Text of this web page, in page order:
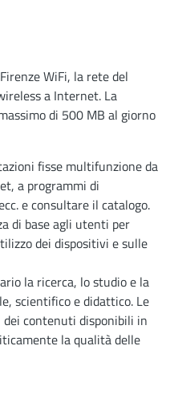
WiFi, la rete del
a Internet. La
di 500 MB al giorno
fisse multifunzione da
a programmi di
e consultare il catalogo.
di base agli utenti per
dei dispositivi e sulle
la ricerca, lo studio e la
scientifico e didattico. Le
contenuti disponibili in
la qualità delle